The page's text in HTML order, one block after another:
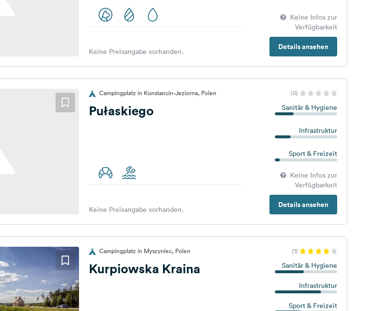
Keine Infos zur
Verfügbarkeit
Details ansehen
Keine Preisangabe vorhanden.
Campingplatz in Konstancin-Jeziorna, Polen (0)
Pułaskiego Sanitär & Hygiene
Infrastruktur
Sport & Freizeit
Keine Infos zur
Verfügbarkeit
Details ansehen
Keine Preisangabe vorhanden.
Campingplatz in Myszyniec, Polen (1)
Kurpiowska Kraina Sanitär & Hygiene
Infrastruktur
Sport & Freizeit